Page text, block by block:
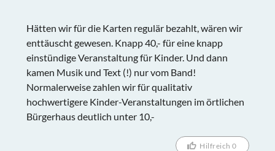
Hätten wir für die Karten regulär bezahlt, wären wir
enttäuscht gewesen. Knapp 40,- für eine knapp
einstündige Veranstaltung für Kinder. Und dann
kamen Musik und Text (!) nur vom Band!
Normalerweise zahlen wir für qualitativ
hochwertigere Kinder-Veranstaltungen im örtlichen
Bürgerhaus deutlich unter 10,-
Hilfreich 0